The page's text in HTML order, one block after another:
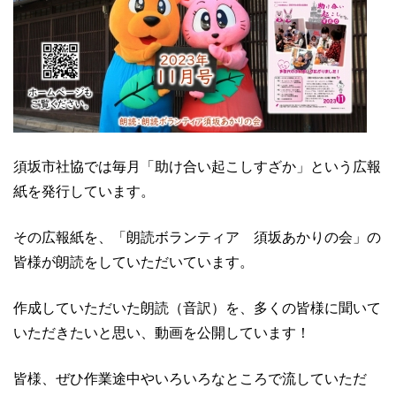
須坂市社協では毎月「助け合い起こしすざか」という広報
紙を発行しています。
その広報紙を、「朗読ボランティア 須坂あかりの会」の
皆様が朗読をしていただいています。
作成していただいた朗読（音訳）を、多くの皆様に聞いて
いただきたいと思い、動画を公開しています！
皆様、ぜひ作業途中やいろいろなところで流していただ